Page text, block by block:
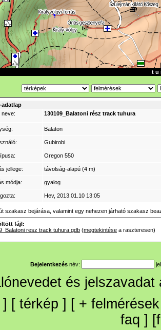
t u
adatlap
130109_Balatoni rész track tuhura
Balaton
Gubirobi
Oregon 550
jellege: távolság-alapú (4 m)
módja: gyalog
Hev, 2013.01.10 13:05
szakasz bejárása, valamint egy nehezen járható szakasz
fájl:
resz track tuhura.gdb (megtekintése a raszteresen)
Bejelentkezés név:
és
] [ térkép ] [ + felmérések
faq ] [